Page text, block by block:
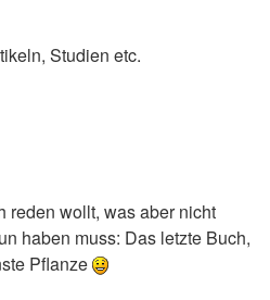
Studien etc.
reden wollt, was aber nicht
haben muss: Das letzte Buch,
Pflanze